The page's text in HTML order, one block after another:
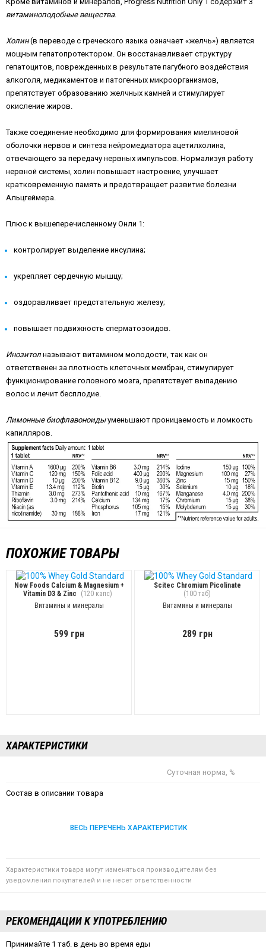
витаминоподобные вещества.
Холин(в переводе с греческого языка означает «желчь») является
мощным гепатопротектором. Он восстанавливает структуру
гепатоцитов, поврежденных в результате пагубного воздействия
алкоголя, медикаментов и патогенных микроорганизмов,
препятствует образованию желчных камней и стимулирует
окисление жиров.
Также соединение необходимо для формирования миелиновой
оболочки нервов и синтеза нейромедиатора ацетилхолина,
отвечающего за передачу нервных импульсов. Нормализуя работу
нервной системы, холин повышает настроение, улучшает
кратковременную память и предотвращает развитие болезни
Альцгеймера.
Плюс к вышеперечисленному Онли 1:
контролирует выделение инсулина;
укрепляет сердечную мышцу;
оздоравливает предстательную железу;
повышает подвижность сперматозоидов.
Инозитолназывают витамином молодости, так как он
ответственен за плотность клеточных мембран, стимулирует
функционирование головного мозга, препятствует выпадению
волос и лечит бесплодие.
Лимонные биофлавоноидыуменьшают проницаемость и ломкость
капилляров.
ПОХОЖИЕ ТОВАРЫ
Now Foods Calcium & Magnesium +
Vitamin D3 & Zinc
(120 капс)
Витамины и минералы
599 грн
Scitec Chromium Picolinate
(100 таб)
Витамины и минералы
289 грн
ХАРАКТЕРИСТИКИ
Суточная норма, %
Состав в описании товара
ВЕСЬ ПЕРЕЧЕНЬ ХАРАКТЕРИСТИК
Характеристики товара могут изменяться производителям без
уведомления покупателей и не несет ответственности
РЕКОМЕНДАЦИИ К УПОТРЕБЛЕНИЮ
Принимайте 1 таб. в день во время еды